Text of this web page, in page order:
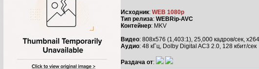
Исходник: WEB 1080p
Тип релиза: WEBRip-AVC
Контейнер: MKV
Видео: 808x576 (1,403:1), 25,000 кадров/сек,
Аудио: 48 кГц, Dolby Digital AC3 2.0, 128 кбит/сек
Раздача от: